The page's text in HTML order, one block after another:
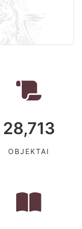
28,713
OBJEKTAI